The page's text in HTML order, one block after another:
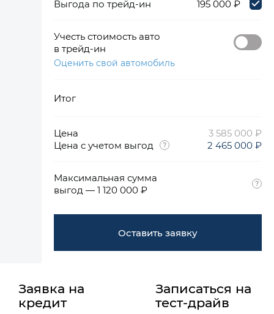
Выгода по трейд-ин
195 000 ₽
Учесть стоимость авто
в трейд-ин
Оценить свой автомобиль
Итог
Цена
3 585 000 ₽
Цена с учетом выгод
2 465 000 ₽
Максимальная сумма
выгод — 1 120 000 ₽
Оставить заявку
Заявка на
кредит
Записаться на
тест-драйв